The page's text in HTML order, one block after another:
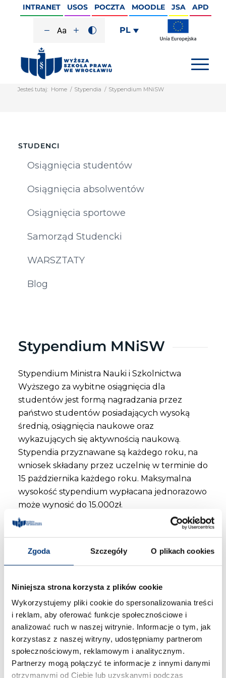
Zgoda Szczegóły O plikach cookies
Niniejsza strona korzysta z plików cookie
Wykorzystujemy pliki cookie do spersonalizowania treści
i reklam, aby oferować funkcje społecznościowe i
analizować ruch w naszej witrynie. Informacje o tym, jak
korzystasz z naszej witryny, udostępniamy partnerom
społecznościowym, reklamowym i analitycznym.
Partnerzy mogą połączyć te informacje z innymi danymi
otrzymanymi od Ciebie lub uzyskanymi podczas
INTRANET USOS POCZTA MOODLE JSA APD
PL
Jesteś tutaj: Home / Stypendia / Stypendium MNiSW
STUDENCI
Osiągnięcia studentów
Osiągnięcia absolwentów
Osiągnięcia sportowe
Samorząd Studencki
WARSZTATY
Blog
Stypendium MNiSW
Stypendium Ministra Nauki i Szkolnictwa
Wyższego za wybitne osiągnięcia dla
studentów jest formą nagradzania przez
państwo studentów posiadających wysoką
średnią, osiągnięcia naukowe oraz
wykazujących się aktywnością naukową.
Stypendia przyznawane są każdego roku, na
wniosek składany przez uczelnię w terminie do
15 października każdego roku. Maksymalna
wysokość stypendium wypłacana jednorazowo
może wynosić do 15.000zł.
O przyznanie stypendium może ubiegać się
pierwszego roku studiów. Wyjątek stanowi
student pierwszego roku studiów drugiego
stopnia rozpoczętych w ciągu roku od
ukończenia studiów pierwszego stopnia.
Składanie wniosku
Po złożeniu wniosku przez studenta dziekan